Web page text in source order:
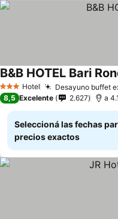
3 Estrellas
Hotel Desayuno buffet
B&B HOTEL Bari
8,5 Excelente 2.627 a
Seleccioná las fechas
precios exactos